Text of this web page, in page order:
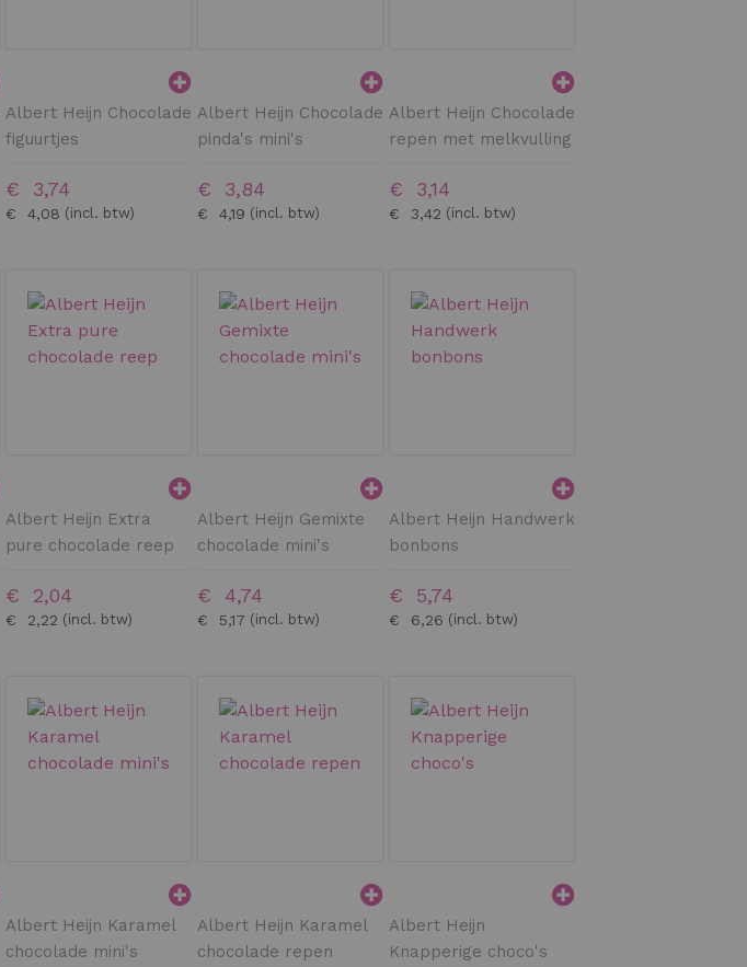
Albert Heijn Chocolade
figuurtjes
€ 4,08
€ 3,74
Albert Heijn Chocolade
pinda's mini's
€ 4,19
€ 3,84
Albert Heijn Chocolade
repen met melkvulling
€ 3,42
€ 3,14
Albert Heijn Extra
pure chocolade reep
€ 2,22
€ 2,04
Albert Heijn Gemixte
chocolade mini's
€ 5,17
€ 4,74
Albert Heijn Handwerk
bonbons
€ 6,26
€ 5,74
Albert Heijn Karamel
chocolade mini's
Albert Heijn Karamel
chocolade repen
Albert Heijn
Knapperige choco's